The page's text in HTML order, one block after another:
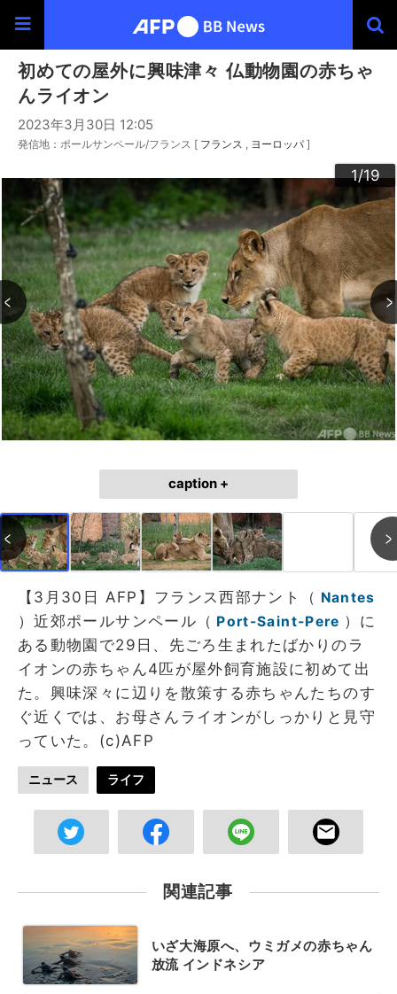
初めての屋外に興味津々 仏動物園の赤ちゃ
んライオン
2023年3月30日 12:05
発信地：ポールサンペール/フランス [ フランス ヨーロッパ ]
1/19
2/19
3/19
4/19
5/19
6/19
7/19
8/19
9/19
10/19
11/19
12/19
13/19
14/19
15/19
16/19
17/19
18/19
19/19
caption +
【3月30日 AFP】フランス西部ナント（ Nantes
）近郊ポールサンペール（ Port-Saint-Pere ）に
ある動物園で29日、先ごろ生まれたばかりのラ
イオンの赤ちゃん4匹が屋外飼育施設に初めて出
た。興味深々に辺りを散策する赤ちゃんたちのす
ぐ近くでは、お母さんライオンがしっかりと見守
っていた。(c)AFP
ニュース ライフ
関連記事
いざ大海原へ、ウミガメの赤ちゃん
放流 インドネシア